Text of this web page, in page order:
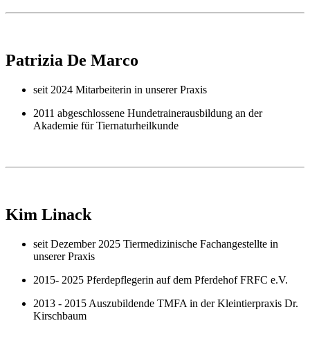
Patrizia De Marco
seit 2024 Mitarbeiterin in unserer Praxis
2011 abgeschlossene Hundetrainerausbildung an der
Akademie für Tiernaturheilkunde
Kim Linack
seit Dezember 2025 Tiermedizinische Fachangestellte in
unserer Praxis
2015- 2025 Pferdepflegerin auf dem Pferdehof FRFC e.V.
2013 - 2015 Auszubildende TMFA in der Kleintierpraxis Dr.
Kirschbaum